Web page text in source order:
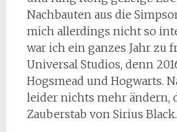
Nachbauten aus die
mich allerdings nicht so
war ich ein ganzes Jahr zu
Universal Studios, denn
Hogsmead und Hogwarts.
leider nichts mehr ändern,
Zauberstab von Sirius Black.